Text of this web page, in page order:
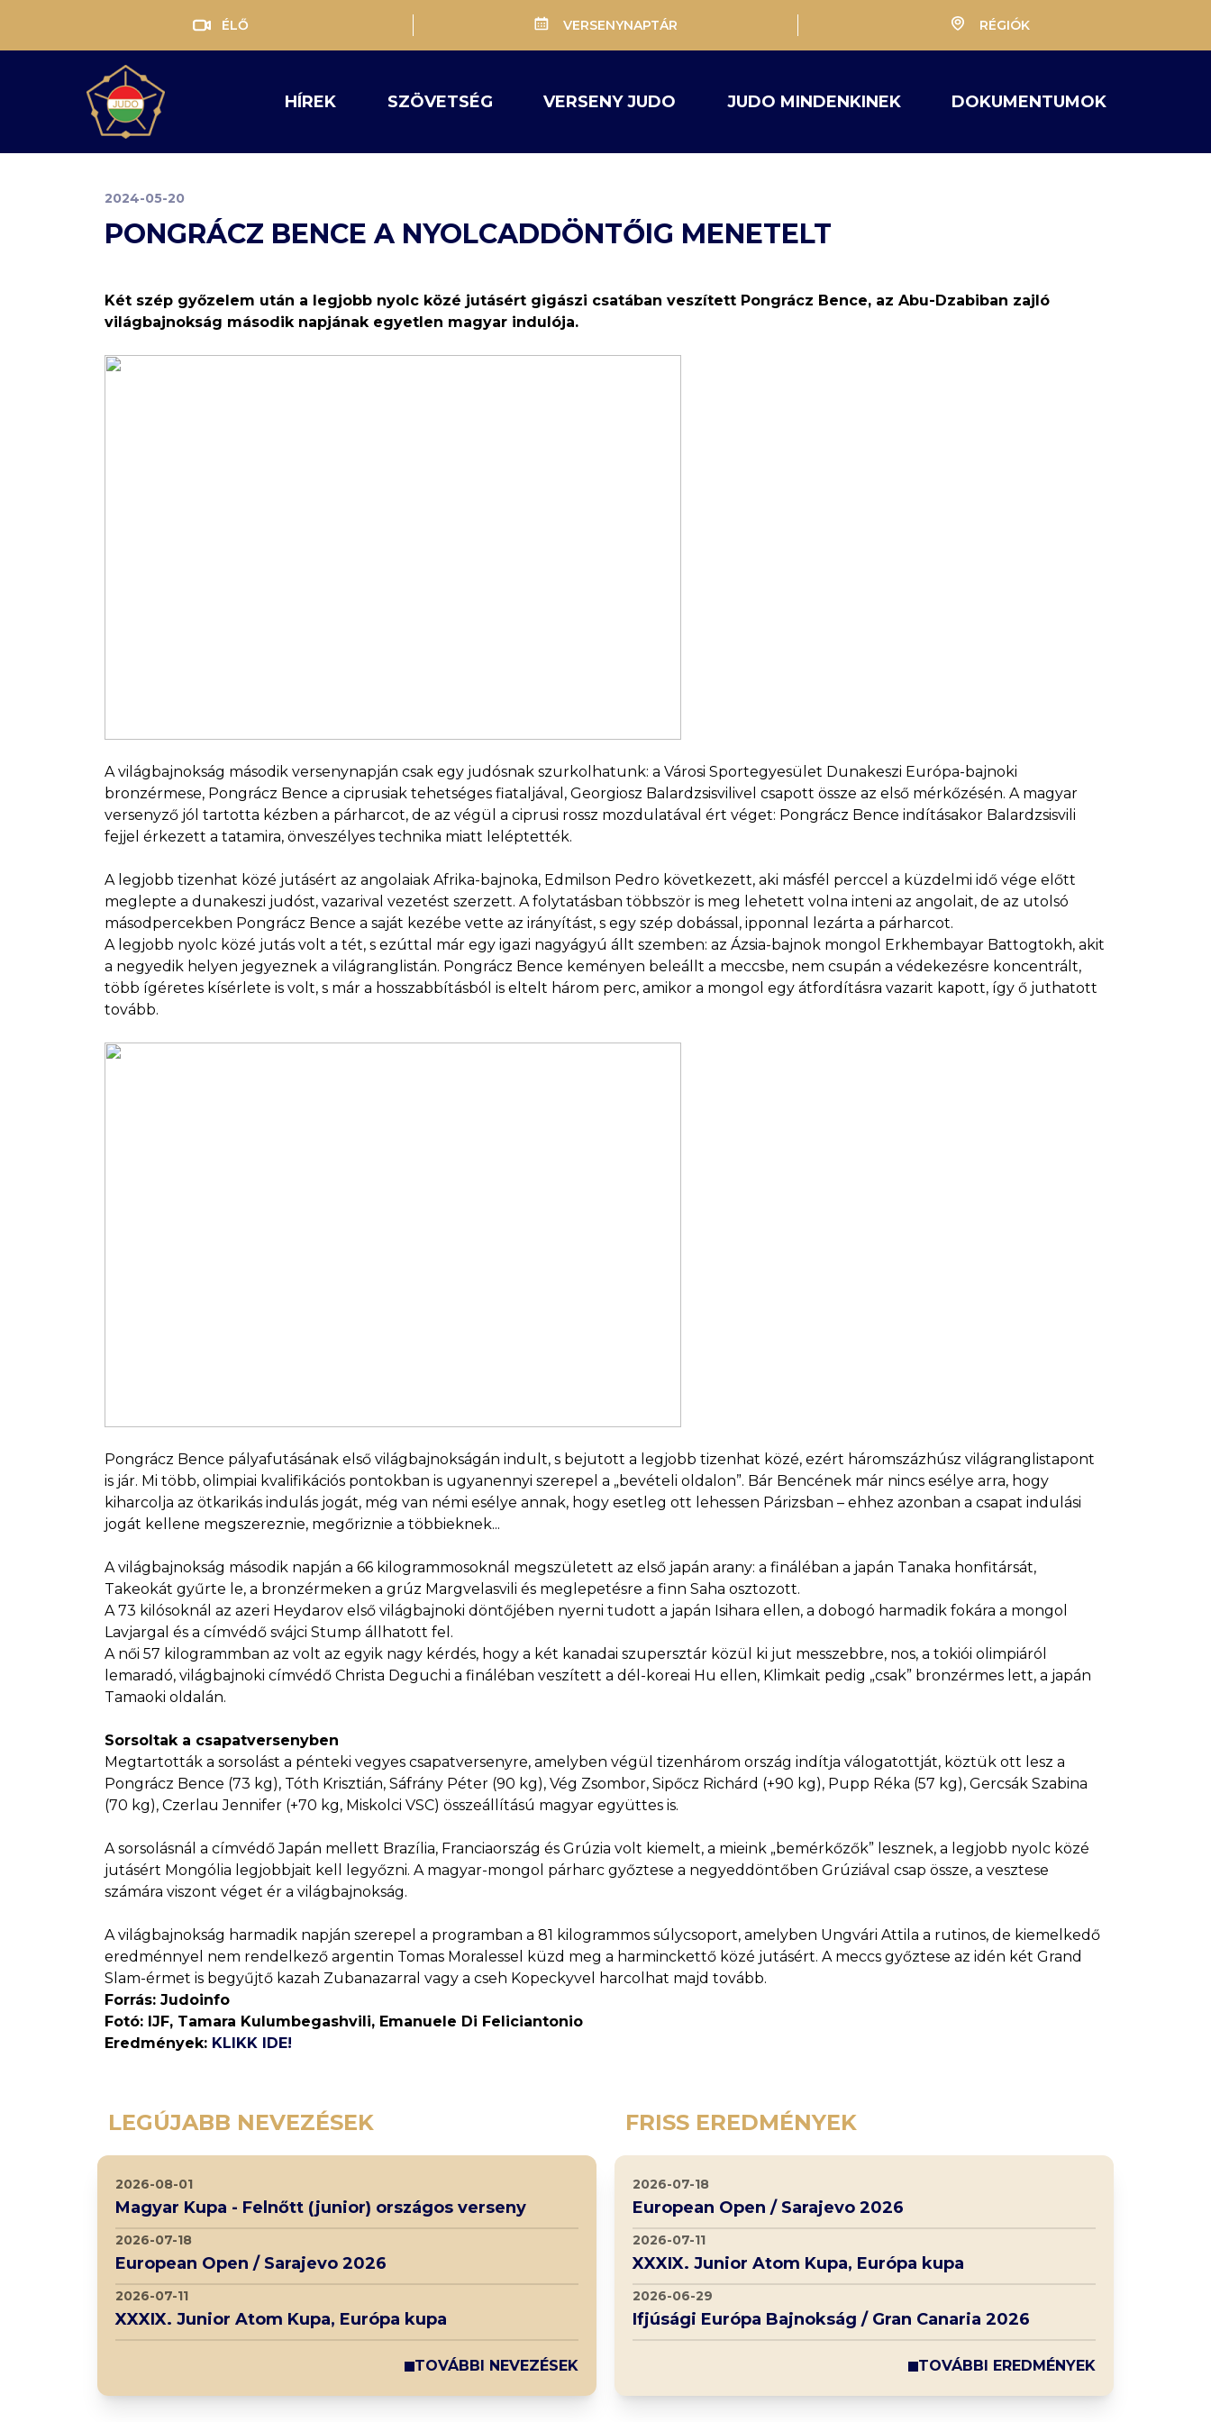
ÉLŐ VERSENYNAPTÁR RÉGIÓK
HÍREK SZÖVETSÉG VERSENY JUDO JUDO MINDENKINEK DOKUMENTUMOK
2024-05-20
PONGRÁCZ BENCE A NYOLCADDÖNTŐIG MENETELT
Két szép győzelem után a legjobb nyolc közé jutásért gigászi csatában veszített Pongrácz Bence, az Abu-Dzabiban zajló
világbajnokság második napjának egyetlen magyar indulója.
A világbajnokság második versenynapján csak egy judósnak szurkolhatunk: a Városi Sportegyesület Dunakeszi Európa-bajnoki
bronzérmese, Pongrácz Bence a ciprusiak tehetséges fiataljával, Georgiosz Balardzsisvilivel csapott össze az első mérkőzésén. A magyar
versenyző jól tartotta kézben a párharcot, de az végül a ciprusi rossz mozdulatával ért véget: Pongrácz Bence indításakor Balardzsisvili
fejjel érkezett a tatamira, önveszélyes technika miatt leléptették.
A legjobb tizenhat közé jutásért az angolaiak Afrika-bajnoka, Edmilson Pedro következett, aki másfél perccel a küzdelmi idő vége előtt
meglepte a dunakeszi judóst, vazarival vezetést szerzett. A folytatásban többször is meg lehetett volna inteni az angolait, de az utolsó
másodpercekben Pongrácz Bence a saját kezébe vette az irányítást, s egy szép dobással, ipponnal lezárta a párharcot.
A legjobb nyolc közé jutás volt a tét, s ezúttal már egy igazi nagyágyú állt szemben: az Ázsia-bajnok mongol Erkhembayar Battogtokh, akit
a negyedik helyen jegyeznek a világranglistán. Pongrácz Bence keményen beleállt a meccsbe, nem csupán a védekezésre koncentrált,
több ígéretes kísérlete is volt, s már a hosszabbításból is eltelt három perc, amikor a mongol egy átfordításra vazarit kapott, így ő juthatott
tovább.
Pongrácz Bence pályafutásának első világbajnokságán indult, s bejutott a legjobb tizenhat közé, ezért háromszázhúsz világranglistapont
is jár. Mi több, olimpiai kvalifikációs pontokban is ugyanennyi szerepel a „bevételi oldalon”. Bár Bencének már nincs esélye arra, hogy
kiharcolja az ötkarikás indulás jogát, még van némi esélye annak, hogy esetleg ott lehessen Párizsban – ehhez azonban a csapat indulási
jogát kellene megszereznie, megőriznie a többieknek...
A világbajnokság második napján a 66 kilogrammosoknál megszületett az első japán arany: a fináléban a japán Tanaka honfitársát,
Takeokát gyűrte le, a bronzérmeken a grúz Margvelasvili és meglepetésre a finn Saha osztozott.
A 73 kilósoknál az azeri Heydarov első világbajnoki döntőjében nyerni tudott a japán Isihara ellen, a dobogó harmadik fokára a mongol
Lavjargal és a címvédő svájci Stump állhatott fel.
A női 57 kilogrammban az volt az egyik nagy kérdés, hogy a két kanadai szupersztár közül ki jut messzebbre, nos, a tokiói olimpiáról
lemaradó, világbajnoki címvédő Christa Deguchi a fináléban veszített a dél-koreai Hu ellen, Klimkait pedig „csak” bronzérmes lett, a japán
Tamaoki oldalán.
Sorsoltak a csapatversenyben
Megtartották a sorsolást a pénteki vegyes csapatversenyre, amelyben végül tizenhárom ország indítja válogatottját, köztük ott lesz a
Pongrácz Bence (73 kg), Tóth Krisztián, Sáfrány Péter (90 kg), Vég Zsombor, Sipőcz Richárd (+90 kg), Pupp Réka (57 kg), Gercsák Szabina
(70 kg), Czerlau Jennifer (+70 kg, Miskolci VSC) összeállítású magyar együttes is.
A sorsolásnál a címvédő Japán mellett Brazília, Franciaország és Grúzia volt kiemelt, a mieink „bemérkőzők” lesznek, a legjobb nyolc közé
jutásért Mongólia legjobbjait kell legyőzni. A magyar-mongol párharc győztese a negyeddöntőben Grúziával csap össze, a vesztese
számára viszont véget ér a világbajnokság.
A világbajnokság harmadik napján szerepel a programban a 81 kilogrammos súlycsoport, amelyben Ungvári Attila a rutinos, de kiemelkedő
eredménnyel nem rendelkező argentin Tomas Moralessel küzd meg a harminckettő közé jutásért. A meccs győztese az idén két Grand
Slam-érmet is begyűjtő kazah Zubanazarral vagy a cseh Kopeckyvel harcolhat majd tovább.
Forrás: Judoinfo
Fotó: IJF, Tamara Kulumbegashvili, Emanuele Di Feliciantonio
Eredmények: KLIKK IDE!
LEGÚJABB NEVEZÉSEK FRISS EREDMÉNYEK
2026-08-01
Magyar Kupa - Felnőtt (junior) országos verseny
2026-07-18
European Open / Sarajevo 2026
2026-07-11
XXXIX. Junior Atom Kupa, Európa kupa
TOVÁBBI NEVEZÉSEK
2026-07-18
European Open / Sarajevo 2026
2026-07-11
XXXIX. Junior Atom Kupa, Európa kupa
2026-06-29
Ifjúsági Európa Bajnokság / Gran Canaria 2026
TOVÁBBI EREDMÉNYEK